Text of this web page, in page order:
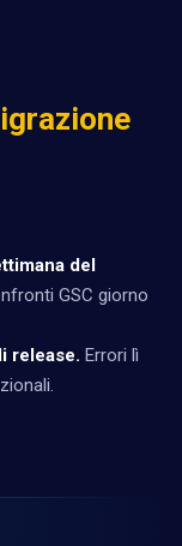
del
GSC giorno
release. Errori lì